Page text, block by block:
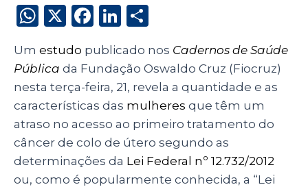
W
a
ts
A
p
p
X
F
c
e
b
o
o
k
Li
k
e
dI
n
a
re
Um estudo publicado nos Cadernos de Saúde
Pública da Fundação Oswaldo Cruz (Fiocruz)
nesta terça-feira, 21, revela a quantidade e as
características das mulheres que têm um
atraso no acesso ao primeiro tratamento do
câncer de colo de útero segundo as
determinações da Lei Federal nº 12.732/2012
ou, como é popularmente conhecida, a “Lei